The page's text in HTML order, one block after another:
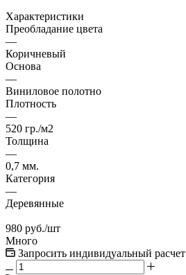
Характеристики
Преобладание цвета
—
Коричневый
Основа
—
Виниловое полотно
Плотность
—
520 гр./м2
Толщина
—
0,7 мм.
Категория
—
Деревянные
980 руб./шт
Много
Запросить индивидуальный расчет